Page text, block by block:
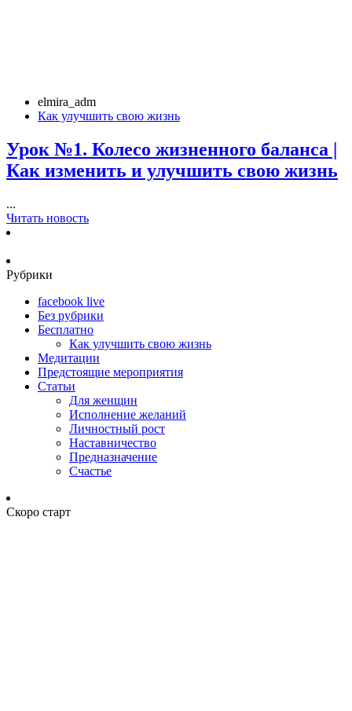
elmira_adm
Как улучшить свою жизнь
Урок №1. Колесо жизненного баланса |
Как изменить и улучшить свою жизнь
...
Читать новость
Рубрики
facebook live
Без рубрики
Бесплатно
Как улучшить свою жизнь
Медитации
Предстоящие мероприятия
Статьи
Для женщин
Исполнение желаний
Личностный рост
Наставничество
Предназначение
Счастье
Скоро старт